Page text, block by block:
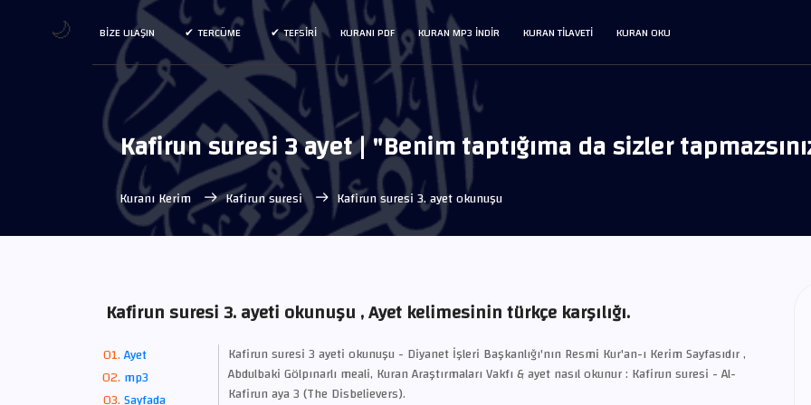
KURAN OKU
KURAN TILAVETI
KURAN MP3 INDIR
KURANI PDF
TEFSIRI
TERCÜME
BIZE ULAŞIN
Kafirun suresi 3 ayet | "Benim taptığıma da sizler
Kuranı Kerim Kafirun suresi Kafirun suresi 3. ayet okunuşu
Kafirun suresi 3. ayeti okunuşu , Ayet kelimesinin türkçe karşılığı.
Ayet
mp3
Kafirun suresi 3 ayeti okunuşu - Diyanet İşleri Başkanlığı'nın Resmi Kur'an-ı Kerim Sayfasıdır ,
Abdulbaki Gölpınarlı meali, Kuran Araştırmaları Vakfı & ayet nasıl okunur : Kafirun suresi - Al-
Kafirun aya 3 (The Disbelievers).
🌙